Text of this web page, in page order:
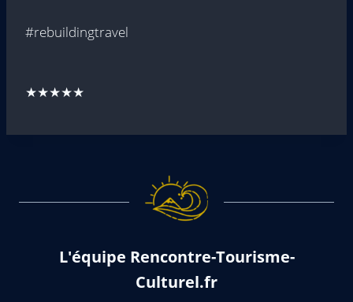
#rebuildingtravel
★★★★★
L'équipe Rencontre-Tourisme-
Culturel.fr